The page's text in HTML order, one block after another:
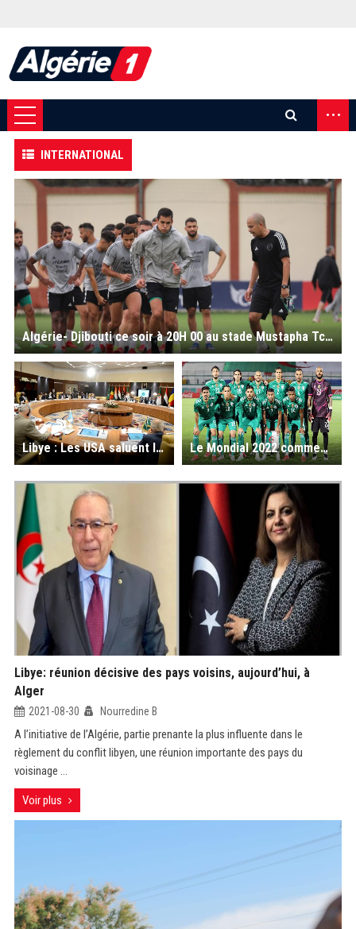
...
INTERNATIONAL
Algérie- Djibouti ce soir à 20H 00 au stade Mustapha Tchaker : une simple formalité, en attendant le Burkina Faso
Libye : Les USA saluent les résultats de la réunion d’Alger ; «une étape importante pour la stabilité régionale» Le Mondial 2022 commence, ce jeudi, pour les Verts : Algérie- Djibouti, un mach des extrêmes
Libye: réunion décisive des pays voisins, aujourd’hui, à
Alger
2021-08-30 Nourredine B
A l’initiative de l’Algérie, partie prenante la plus influente dans le
règlement du conflit libyen, une réunion importante des pays du
voisinage ...
Voir plus